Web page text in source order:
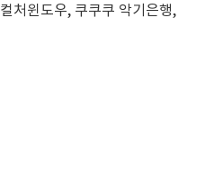
처윈도우, 쿠쿠쿠 악기은행,